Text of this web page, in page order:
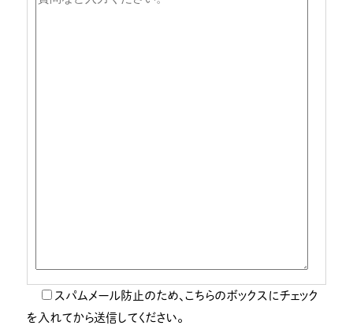
スパムメール防止のため、こちらのボックスにチェック
を入れてから送信してください。